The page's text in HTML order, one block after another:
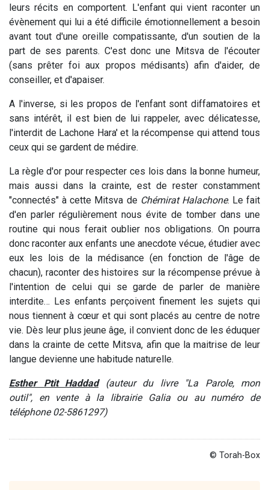
leurs récits en comportent. L'enfant qui vient raconter un
évènement qui lui a été difficile émotionnellement a besoin
avant tout d'une oreille compatissante, d'un soutien de la
part de ses parents. C'est donc une Mitsva de l'écouter
(sans prêter foi aux propos médisants) afin d'aider, de
conseiller, et d'apaiser.
A l'inverse, si les propos de l'enfant sont diffamatoires et
sans intérêt, il est bien de lui rappeler, avec délicatesse,
l'interdit de Lachone Hara' et la récompense qui attend tous
ceux qui se gardent de médire.
La règle d'or pour respecter ces lois dans la bonne humeur,
mais aussi dans la crainte, est de rester constamment
"connectés" à cette Mitsva de Chémirat Halachone. Le fait
d'en parler régulièrement nous évite de tomber dans une
routine qui nous ferait oublier nos obligations. On pourra
donc raconter aux enfants une anecdote vécue, étudier avec
eux les lois de la médisance (en fonction de l'âge de
chacun), raconter des histoires sur la récompense prévue à
l'intention de celui qui se garde de parler de manière
interdite… Les enfants perçoivent finement les sujets qui
nous tiennent à cœur et qui sont placés au centre de notre
vie. Dès leur plus jeune âge, il convient donc de les éduquer
dans la crainte de cette Mitsva, afin que la maitrise de leur
langue devienne une habitude naturelle.
Esther Ptit Haddad(auteur du livre "La Parole, mon
outil", en vente à la librairie Galia ou au numéro de
téléphone 02-5861297)
© Torah-Box